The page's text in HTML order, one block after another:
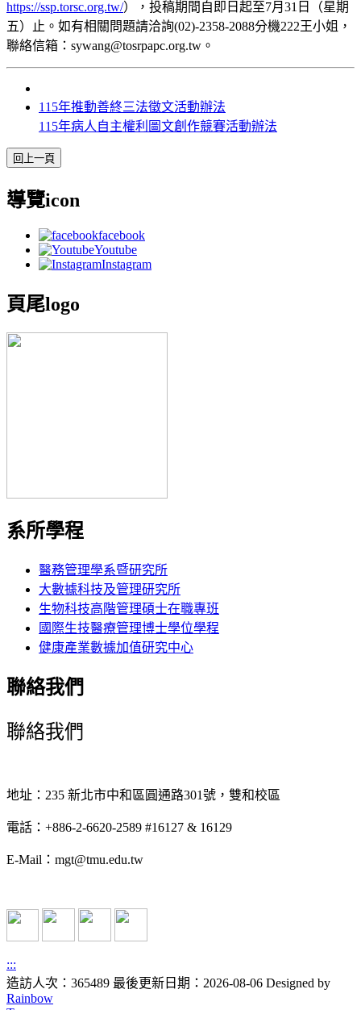
https://ssp.torsc.org.tw/），投稿期間自即日起至7月31日（星期
五）止。如有相關問題請洽詢(02)-2358-2088分機222王小姐，
聯絡信箱：sywang@tosrpapc.org.tw。
115年推動善終三法徵文活動辦法
115年病人自主權利圖文創作競賽活動辦法
導覽icon
facebook
Youtube
Instagram
頁尾logo
系所學程
醫務管理學系暨研究所
大數據科技及管理研究所
生物科技高階管理碩士在職專班
國際生技醫療管理博士學位學程
健康產業數據加值研究中心
聯絡我們
聯絡我們
地址：235 新北市中和區圓通路301號，雙和校區
電話：+886-2-6620-2589 #16127 & 16129
E-Mail：mgt@tmu.edu.tw
:::
造訪人次：365489 最後更新日期：2026-08-06 Designed by
Rainbow